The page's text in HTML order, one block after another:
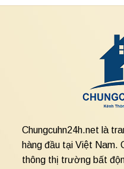
Chungcuhn24h.net là
hàng đầu tại Việt Nam.
thông thị trường bất